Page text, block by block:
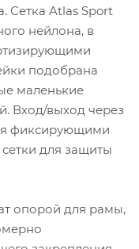
Сетка Atlas Sport
нейлона, в
подобрана
маленькие
Вход/выход через
фиксирующими
для защиты
опорой для рамы,